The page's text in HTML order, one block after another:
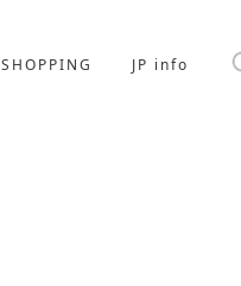
SHOPPING JP info